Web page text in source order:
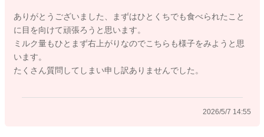
ありがとうございました、まずはひとくちでも食べられたこと
に目を向けて頑張ろうと思います。
ミルク量もひとまず右上がりなのでこちらも様子をみようと思
います。
たくさん質問してしまい申し訳ありませんでした。
2026/5/7 14:55